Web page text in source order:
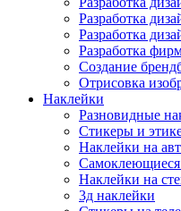
Разработка
Разработка
Разработка
Создание
Отрисовка
Наклейки
Разновидные
Стикеры и
Наклейки на
Самоклеющиеся
Наклейки на
3д наклейки